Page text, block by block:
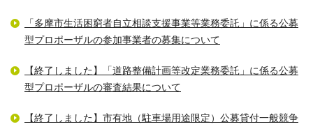
「多摩市生活困窮者自立相談支援事業等業務委託」に係る公募
型プロポーザルの参加事業者の募集について
【終了しました】「道路整備計画等改定業務委託」に係る公募
型プロポーザルの審査結果について
【終了しました】市有地（駐車場用途限定）公募貸付一般競争